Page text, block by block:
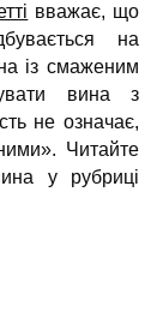
вважає, що
на
із смаженим
вина з
не означає,
Читайте
у рубриці